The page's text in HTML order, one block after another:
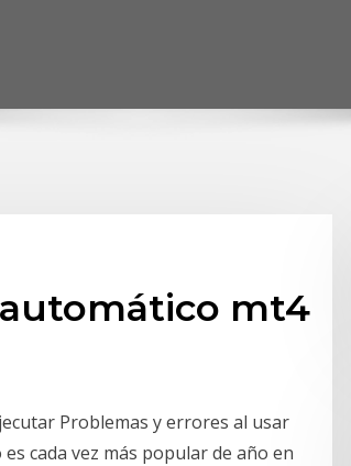
mt4
Problemas y errores al usar
cada vez más popular de año en